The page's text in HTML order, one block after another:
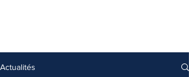
Actualités